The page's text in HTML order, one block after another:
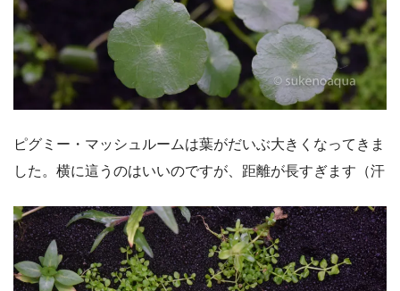
ピグミー・マッシュルームは葉がだいぶ大きくなってきま
した。横に這うのはいいのですが、距離が長すぎます（汗